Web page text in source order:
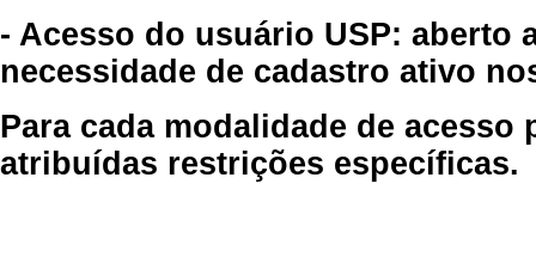
- Acesso do usuário USP: aberto
necessidade de cadastro ativo
Para cada modalidade de
atribuídas restrições específicas.